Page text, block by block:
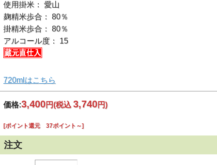
使用掛米： 愛山
麹精米歩合： 80％
掛精米歩合： 80％
アルコール度： 15
720mlはこちら
価格:3,400円(税込 3,740円)
[ポイント還元 37ポイント～]
注文